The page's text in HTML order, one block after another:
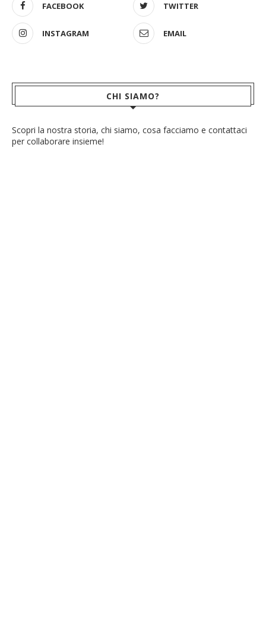
FACEBOOK TWITTER
INSTAGRAM EMAIL
CHI SIAMO?
Scopri la nostra storia, chi siamo, cosa facciamo e contattaci
per collaborare insieme!